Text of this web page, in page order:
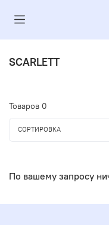
SCARLETT
Товаров 0
СОРТИРОВКА
По вашему запросу